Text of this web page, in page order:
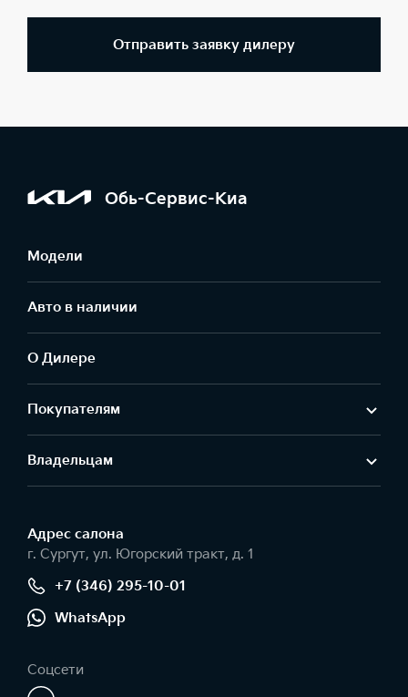
Отправить заявку дилеру
Обь-Сервис-Киа
Модели
Авто в наличии
О Дилере
Покупателям
Владельцам
Адрес салонa
г. Сургут, ул. Югорский тракт, д. 1
+7 (346) 295-10-01
WhatsApp
Соцсети